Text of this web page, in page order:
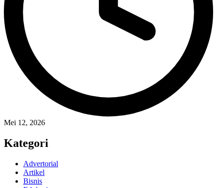
Mei 12, 2026
Kategori
Advertorial
Artikel
Bisnis